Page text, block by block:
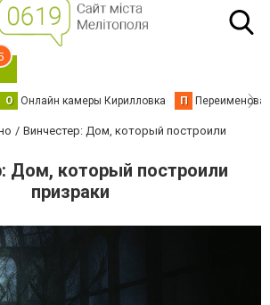
О Онлайн камеры Кирилловка П
Винчестер: Дом, который построили
Дом, который построили
призраки